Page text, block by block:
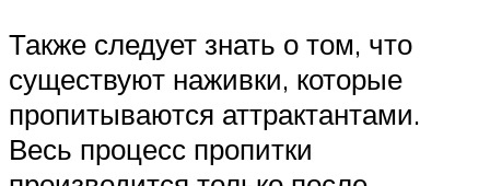
Также следует знать о том, что
существуют наживки, которые
пропитываются аттрактантами.
Весь процесс пропитки